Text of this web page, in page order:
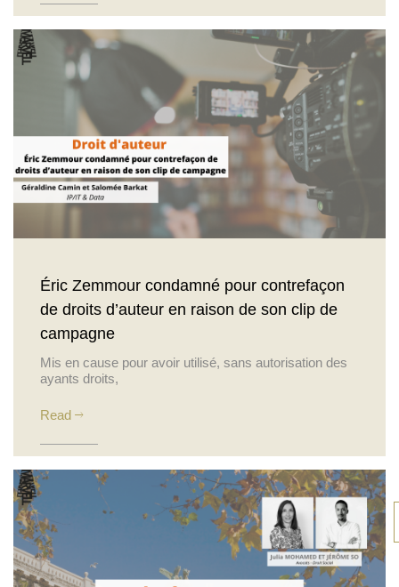
Posted on 16 March 2022
Actualités
Éric Zemmour condamné pour contrefaçon
de droits d’auteur en raison de son clip de
campagne
Mis en cause pour avoir utilisé, sans autorisation des
ayants droits,
Read
Posted on 14 March 2022
Actualités